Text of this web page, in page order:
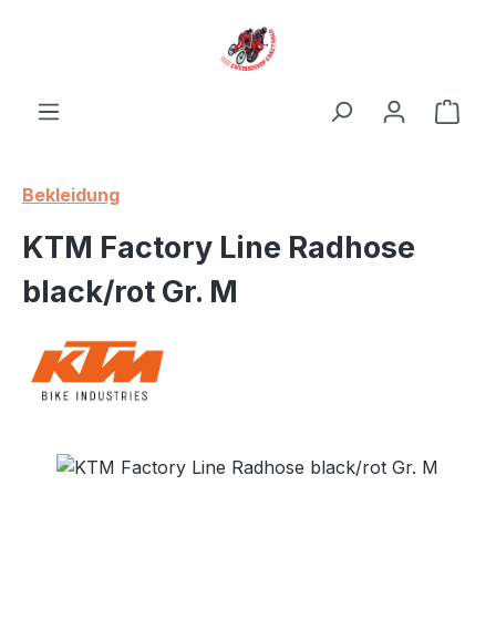
Bekleidung
KTM Factory Line Radhose
black/rot Gr. M
Bildergalerie überspringen